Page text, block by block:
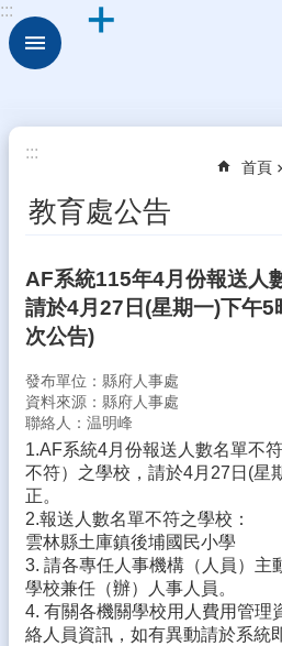
跳到主要內容區塊
進
關
古
坑
福
行
組
織
校
園
動
態
校
務
E
化
:::
:::
首頁
教育處公告
AF系統115年4月份報送人
請於4月27日(星期一)下午5
次公告)
發布單位：縣府人事處
資料來源：縣府人事處
聯絡人：温明峰
1.AF系統4月份報送人數名單不
不符）之學校，請於4月27日(星
正。
2.報送人數名單不符之學校：
雲林縣土庫鎮後埔國民小學
3. 請各專任人事機構（人員）主
學校兼任（辦）人事人員。
4. 有關各機關學校用人費用管理
絡人員資訊，如有異動請於系統